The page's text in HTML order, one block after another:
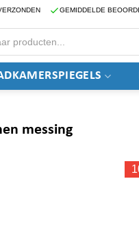
GEMIDDELDE
messing